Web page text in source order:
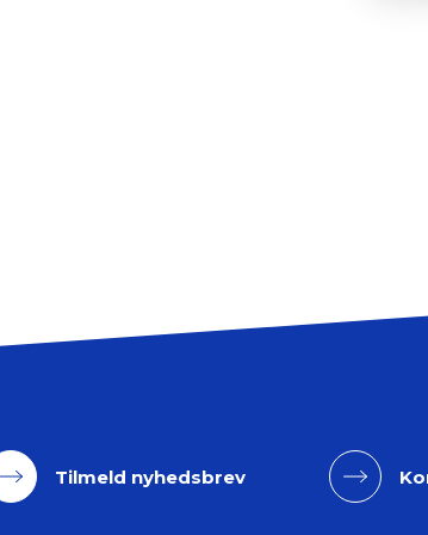
Tilmeld nyhedsbrev